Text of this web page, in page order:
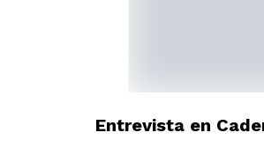
Entrevista en